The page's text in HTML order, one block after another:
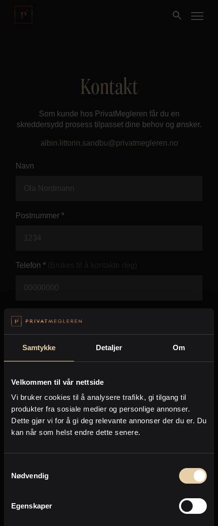
Samtykke Detaljer Om
Velkommen til vår nettside
Vi bruker cookies til å analysere trafikk, gi tilgang til
produkter fra sosiale medier og personlige annonser.
Dette gjør vi for å gi deg relevante annonser der du er. Du
kan når som helst endre dette senere.
Nødvendig
Egenskaper
Nybygg
Næring
Kontor og megler
Digital boligannonsering
Styling og klargjøring
Kjøpsmegling
Stillinger
Kontakt
Som kunde hos PrivatMegleren får du en
skreddersydd prosess tilpasset dine behov og ønsker.
albin.littorin.sandbu@privatmegleren.no
Navn
Postnummer *
Telefon *
E-post *
Beskjed *